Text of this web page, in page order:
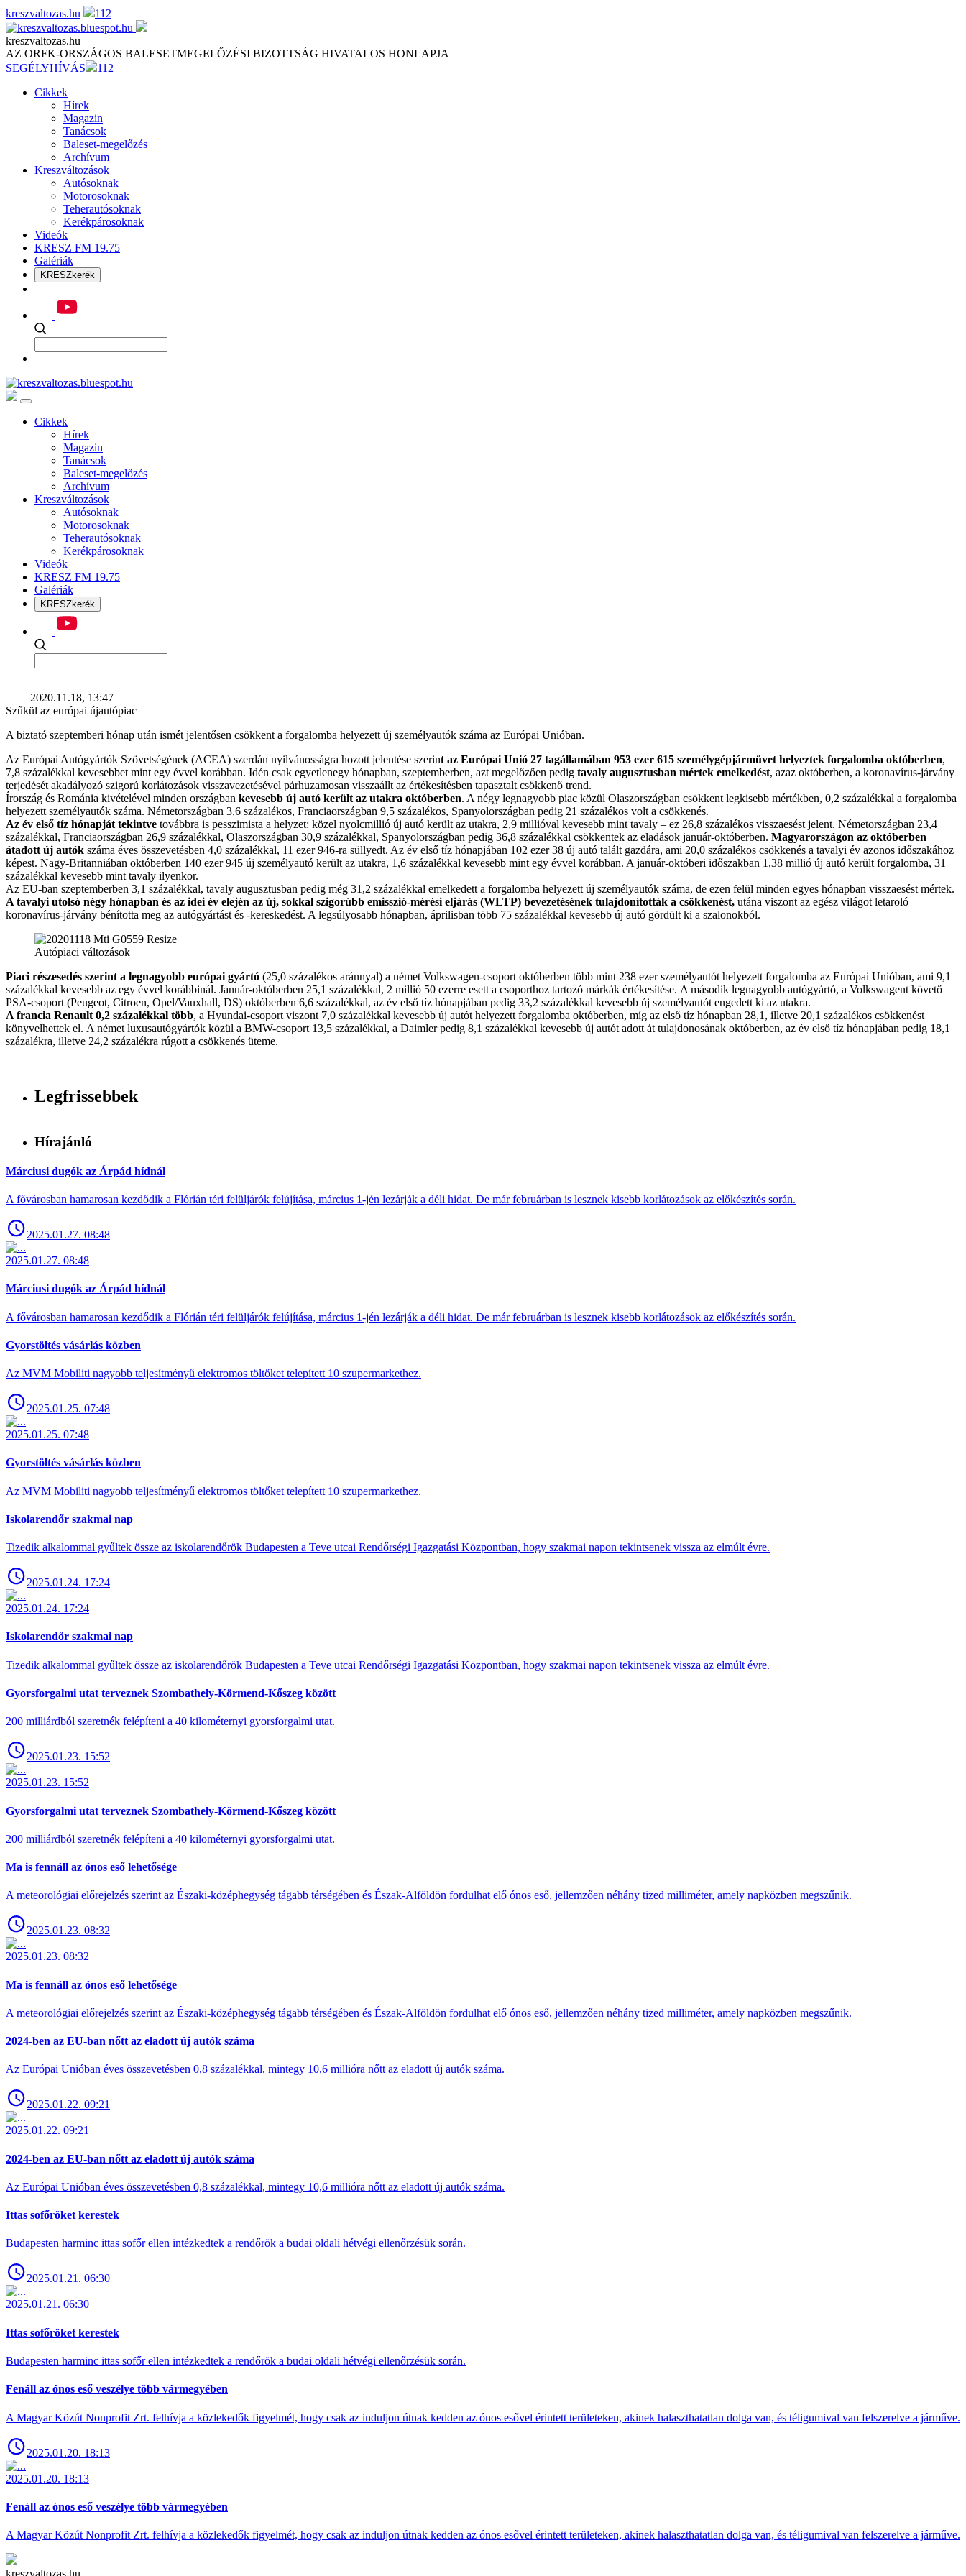
Skip
to
content
kreszvaltozas.hu 112
kreszvaltozas.hu
AZ ORFK-ORSZÁGOS BALESETMEGELŐZÉSI BIZOTTSÁG HIVATALOS HONLAPJA
SEGÉLYHÍVÁS
112
Cikkek
Hírek
Magazin
Tanácsok
Baleset-megelőzés
Archívum
Kreszváltozások
Autósoknak
Motorosoknak
Teherautósoknak
Kerékpárosoknak
Videók
KRESZ FM 19.75
Galériák
KRESZkerék
Cikkek
Hírek
Magazin
Tanácsok
Baleset-megelőzés
Archívum
Kreszváltozások
Autósoknak
Motorosoknak
Teherautósoknak
Kerékpárosoknak
Videók
KRESZ FM 19.75
Galériák
KRESZkerék
2020.11.18, 13:47
Szűkül az európai újautópiac
A biztató szeptemberi hónap után ismét jelentősen csökkent a forgalomba helyezett új személyautók száma az Európai Unióban.
Az Európai Autógyártók Szövetségének (ACEA) szerdán nyilvánosságra hozott jelentése szerint az Európai Unió 27 tagállamában 953 ezer 615 személygépjárművet helyeztek forgalomba októberben,
7,8 százalékkal kevesebbet mint egy évvel korábban. Idén csak egyetlenegy hónapban, szeptemberben, azt megelőzően pedig tavaly augusztusban mértek emelkedést, azaz októberben, a koronavírus-járvány
terjedését akadályozó szigorú korlátozások visszavezetésével párhuzamosan visszaállt az értékesítésben tapasztalt csökkenő trend.
Írország és Románia kivételével minden országban kevesebb új autó került az utakra októberben. A négy legnagyobb piac közül Olaszországban csökkent legkisebb mértékben, 0,2 százalékkal a forgalomba
helyezett személyautók száma. Németországban 3,6 százalékos, Franciaországban 9,5 százalékos, Spanyolországban pedig 21 százalékos volt a csökkenés.
Az év első tíz hónapját tekintve továbbra is pesszimista a helyzet: közel nyolcmillió új autó került az utakra, 2,9 millióval kevesebb mint tavaly – ez 26,8 százalékos visszaesést jelent. Németországban 23,4
százalékkal, Franciaországban 26,9 százalékkal, Olaszországban 30,9 százalékkal, Spanyolországban pedig 36,8 százalékkal csökkentek az eladások január-októberben. Magyarországon az októberben
átadott új autók száma éves összevetésben 4,0 százalékkal, 11 ezer 946-ra süllyedt. Az év első tíz hónapjában 102 ezer 38 új autó talált gazdára, ami 20,0 százalékos csökkenés a tavalyi év azonos időszakához
képest. Nagy-Britanniában októberben 140 ezer 945 új személyautó került az utakra, 1,6 százalékkal kevesebb mint egy évvel korábban. A január-októberi időszakban 1,38 millió új autó került forgalomba, 31
százalékkal kevesebb mint tavaly ilyenkor.
Az EU-ban szeptemberben 3,1 százalékkal, tavaly augusztusban pedig még 31,2 százalékkal emelkedett a forgalomba helyezett új személyautók száma, de ezen felül minden egyes hónapban visszaesést mértek.
A tavalyi utolsó négy hónapban és az idei év elején az új, sokkal szigorúbb emisszió-mérési eljárás (WLTP) bevezetésének tulajdonították a csökkenést, utána viszont az egész világot letaroló
koronavírus-járvány bénította meg az autógyártást és -kereskedést. A legsúlyosabb hónapban, áprilisban több 75 százalékkal kevesebb új autó gördült ki a szalonokból.
Autópiaci változások
Piaci részesedés szerint a legnagyobb európai gyártó (25,0 százalékos aránnyal) a német Volkswagen-csoport októberben több mint 238 ezer személyautót helyezett forgalomba az Európai Unióban, ami 9,1
százalékkal kevesebb az egy évvel korábbinál. Január-októberben 25,1 százalékkal, 2 millió 50 ezerre esett a csoporthoz tartozó márkák értékesítése. A második legnagyobb autógyártó, a Volkswagent követő
PSA-csoport (Peugeot, Citroen, Opel/Vauxhall, DS) októberben 6,6 százalékkal, az év első tíz hónapjában pedig 33,2 százalékkal kevesebb új személyautót engedett ki az utakra.
A francia Renault 0,2 százalékkal több, a Hyundai-csoport viszont 7,0 százalékkal kevesebb új autót helyezett forgalomba októberben, míg az első tíz hónapban 28,1, illetve 20,1 százalékos csökkenést
könyvelhettek el. A német luxusautógyártók közül a BMW-csoport 13,5 százalékkal, a Daimler pedig 8,1 százalékkal kevesebb új autót adott át tulajdonosának októberben, az év első tíz hónapjában pedig 18,1
százalékra, illetve 24,2 százalékra rúgott a csökkenés üteme.
Legfrissebbek
Hírajánló
Márciusi dugók az Árpád hídnál
A fővárosban hamarosan kezdődik a Flórián téri felüljárók felújítása, március 1-jén lezárják a déli hidat. De már februárban is lesznek kisebb korlátozások az előkészítés során.
2025.01.27. 08:48
2025.01.27. 08:48
Márciusi dugók az Árpád hídnál
A fővárosban hamarosan kezdődik a Flórián téri felüljárók felújítása, március 1-jén lezárják a déli hidat. De már februárban is lesznek kisebb korlátozások az előkészítés során.
Gyorstöltés vásárlás közben
Az MVM Mobiliti nagyobb teljesítményű elektromos töltőket telepített 10 szupermarkethez.
2025.01.25. 07:48
2025.01.25. 07:48
Gyorstöltés vásárlás közben
Az MVM Mobiliti nagyobb teljesítményű elektromos töltőket telepített 10 szupermarkethez.
Iskolarendőr szakmai nap
Tizedik alkalommal gyűltek össze az iskolarendőrök Budapesten a Teve utcai Rendőrségi Igazgatási Központban, hogy szakmai napon tekintsenek vissza az elmúlt évre.
2025.01.24. 17:24
2025.01.24. 17:24
Iskolarendőr szakmai nap
Tizedik alkalommal gyűltek össze az iskolarendőrök Budapesten a Teve utcai Rendőrségi Igazgatási Központban, hogy szakmai napon tekintsenek vissza az elmúlt évre.
Gyorsforgalmi utat terveznek Szombathely-Körmend-Kőszeg között
200 milliárdból szeretnék felépíteni a 40 kilométernyi gyorsforgalmi utat.
2025.01.23. 15:52
2025.01.23. 15:52
Gyorsforgalmi utat terveznek Szombathely-Körmend-Kőszeg között
200 milliárdból szeretnék felépíteni a 40 kilométernyi gyorsforgalmi utat.
Ma is fennáll az ónos eső lehetősége
A meteorológiai előrejelzés szerint az Északi-középhegység tágabb térségében és Észak-Alföldön fordulhat elő ónos eső, jellemzően néhány tized milliméter, amely napközben megszűnik.
2025.01.23. 08:32
2025.01.23. 08:32
Ma is fennáll az ónos eső lehetősége
A meteorológiai előrejelzés szerint az Északi-középhegység tágabb térségében és Észak-Alföldön fordulhat elő ónos eső, jellemzően néhány tized milliméter, amely napközben megszűnik.
2024-ben az EU-ban nőtt az eladott új autók száma
Az Európai Unióban éves összevetésben 0,8 százalékkal, mintegy 10,6 millióra nőtt az eladott új autók száma.
2025.01.22. 09:21
2025.01.22. 09:21
2024-ben az EU-ban nőtt az eladott új autók száma
Az Európai Unióban éves összevetésben 0,8 százalékkal, mintegy 10,6 millióra nőtt az eladott új autók száma.
Ittas sofőröket kerestek
Budapesten harminc ittas sofőr ellen intézkedtek a rendőrök a budai oldali hétvégi ellenőrzésük során.
2025.01.21. 06:30
2025.01.21. 06:30
Ittas sofőröket kerestek
Budapesten harminc ittas sofőr ellen intézkedtek a rendőrök a budai oldali hétvégi ellenőrzésük során.
Fenáll az ónos eső veszélye több vármegyében
A Magyar Közút Nonprofit Zrt. felhívja a közlekedők figyelmét, hogy csak az induljon útnak kedden az ónos esővel érintett területeken, akinek halaszthatatlan dolga van, és téligumival van felszerelve a járműve.
2025.01.20. 18:13
2025.01.20. 18:13
Fenáll az ónos eső veszélye több vármegyében
A Magyar Közút Nonprofit Zrt. felhívja a közlekedők figyelmét, hogy csak az induljon útnak kedden az ónos esővel érintett területeken, akinek halaszthatatlan dolga van, és téligumival van felszerelve a járműve.
kreszvaltozas.hu